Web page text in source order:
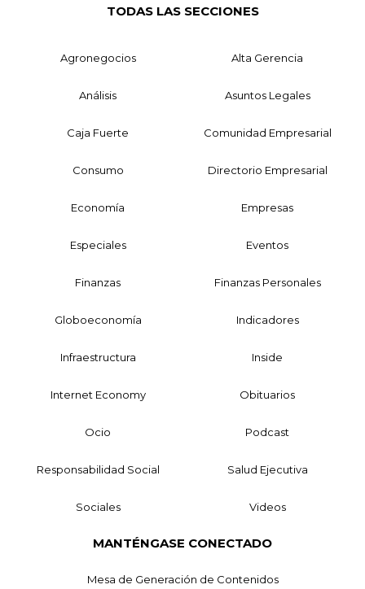
TODAS LAS SECCIONES
Agronegocios Alta Gerencia
Análisis Asuntos Legales
Caja Fuerte Comunidad Empresarial
Consumo Directorio Empresarial
Economía Empresas
Especiales Eventos
Finanzas Finanzas Personales
Globoeconomía Indicadores
Infraestructura Inside
Internet Economy Obituarios
Ocio Podcast
Responsabilidad Social Salud Ejecutiva
Sociales Videos
MANTÉNGASE CONECTADO
Mesa de Generación de Contenidos